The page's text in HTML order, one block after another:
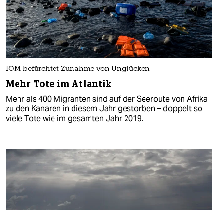
IOM befürchtet Zunahme von Unglücken
Mehr Tote im Atlantik
Mehr als 400 Migranten sind auf der Seeroute von Afrika
zu den Kanaren in diesem Jahr gestorben – doppelt so
viele Tote wie im gesamten Jahr 2019.